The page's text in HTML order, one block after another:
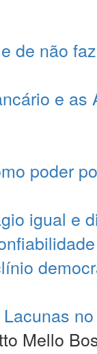
de não
e as
poder
igual e
Mello